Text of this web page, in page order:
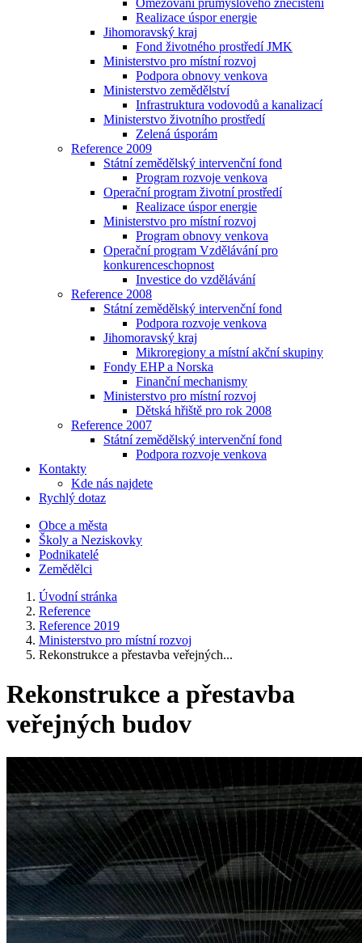
Omezování průmyslového znečištění
Realizace úspor energie
Jihomoravský kraj
Fond životného prostředí JMK
Ministerstvo pro místní rozvoj
Podpora obnovy venkova
Ministerstvo zemědělství
Infrastruktura vodovodů a kanalizací
Ministerstvo životního prostředí
Zelená úsporám
Reference 2009
Státní zemědělský intervenční fond
Program rozvoje venkova
Operační program životní prostředí
Realizace úspor energie
Ministerstvo pro místní rozvoj
Program obnovy venkova
Operační program Vzdělávání pro
konkurenceschopnost
Investice do vzdělávání
Reference 2008
Státní zemědělský intervenční fond
Podpora rozvoje venkova
Jihomoravský kraj
Mikroregiony a místní akční skupiny
Fondy EHP a Norska
Finanční mechanismy
Ministerstvo pro místní rozvoj
Dětská hřiště pro rok 2008
Reference 2007
Státní zemědělský intervenční fond
Podpora rozvoje venkova
Kontakty
Kde nás najdete
Rychlý dotaz
Obce a města
Školy a Neziskovky
Podnikatelé
Zemědělci
Úvodní stránka
Reference
Reference 2019
Ministerstvo pro místní rozvoj
Rekonstrukce a přestavba veřejných...
Rekonstrukce a přestavba
veřejných budov